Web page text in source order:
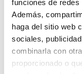
funciones de
Además,
haga del sitio web
sociales,
combinarla con
proporcionado o
*Campos obrigatorios